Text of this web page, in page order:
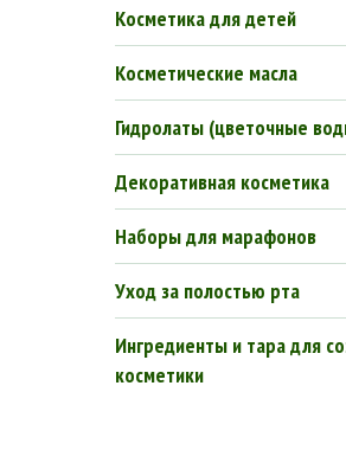
Косметика для детей
Косметические масла
Гидролаты (цветочные
Декоративная косметика
Наборы для марафонов
Уход за полостью рта
Ингредиенты и тара для
косметики